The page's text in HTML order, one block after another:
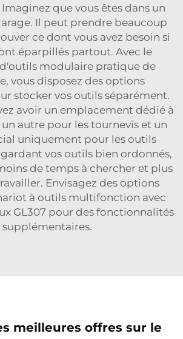
que vous êtes dans un
Il peut prendre beaucoup
ce dont vous avez besoin si
éparpillés partout. Avec le
modulaire pratique de
vous disposez des options
stocker vos outils séparément.
avoir un emplacement dédié à
autre pour les tournevis et un
uniquement pour les outils
vos outils bien ordonnés,
de temps à chercher et plus
Envisagez des options
à outils multifonction avec
GL307 pour des fonctionnalités
supplémentaires.
meilleures offres sur le